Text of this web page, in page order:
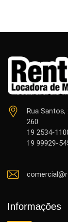
Rua Santos,
260
19 2534-
19 99929-
Informações